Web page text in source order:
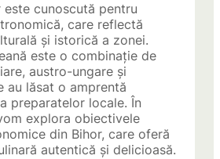
este cunoscută pentru
care reflectă
și istorică a zonei.
este o combinație de
austro-ungare și
au lăsat o amprentă
preparatelor locale. În
explora obiectivele
din Bihor, care oferă
autentică și delicioasă.